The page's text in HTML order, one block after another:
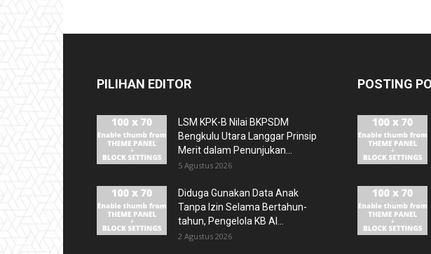
PILIHAN EDITOR
LSM KPK-B Nilai BKPSDM
Bengkulu Utara Langgar Prinsip
Merit dalam Penunjukan...
5 Agustus 2026
Diduga Gunakan Data Anak
Tanpa Izin Selama Bertahun-
tahun, Pengelola KB Al...
2 Agustus 2026
POSTING